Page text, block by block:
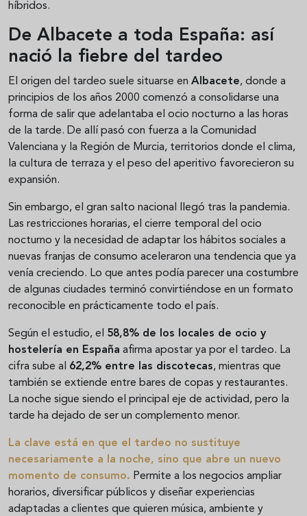
híbridos.
De Albacete a toda España: así
nació la fiebre del tardeo
El origen del tardeo suele situarse en Albacete, donde a
principios de los años 2000 comenzó a consolidarse una
forma de salir que adelantaba el ocio nocturno a las horas
de la tarde. De allí pasó con fuerza a la Comunidad
Valenciana y la Región de Murcia, territorios donde el clima,
la cultura de terraza y el peso del aperitivo favorecieron su
expansión.
Sin embargo, el gran salto nacional llegó tras la pandemia.
Las restricciones horarias, el cierre temporal del ocio
nocturno y la necesidad de adaptar los hábitos sociales a
nuevas franjas de consumo aceleraron una tendencia que ya
venía creciendo. Lo que antes podía parecer una costumbre
de algunas ciudades terminó convirtiéndose en un formato
reconocible en prácticamente todo el país.
Según el estudio, el 58,8% de los locales de ocio y
hostelería en España afirma apostar ya por el tardeo. La
cifra sube al 62,2% entre las discotecas, mientras que
también se extiende entre bares de copas y restaurantes.
La noche sigue siendo el principal eje de actividad, pero la
tarde ha dejado de ser un complemento menor.
La clave está en que el tardeo no sustituye
necesariamente a la noche, sino que abre un nuevo
momento de consumo. Permite a los negocios ampliar
horarios, diversificar públicos y diseñar experiencias
adaptadas a clientes que quieren música, ambiente y